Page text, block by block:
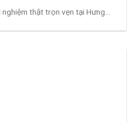
thật trọn vẹn tại Hưng...